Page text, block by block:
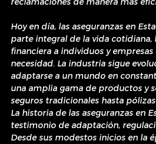
Hoy en día, las aseguranzas en
parte integral de la vida
financiera a individuos y
necesidad. La industria sigue
adaptarse a un mundo en
una amplia gama de productos y
seguros tradicionales hasta
La historia de las aseguranzas en
testimonio de adaptación,
Desde sus modestos inicios en la